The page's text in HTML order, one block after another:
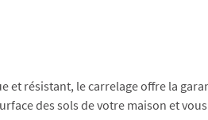
résistant, le carrelage offre la
des sols de votre maison et